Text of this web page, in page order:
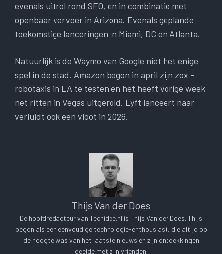
evenals uitrol rond SFO, en in combinatie met
openbaar vervoer in Arizona. Evenals geplande
toekomstige lanceringen in Miami, DC en Atlanta.
Natuurlijk is de Waymo van Google niet het enige
spel in de stad. Amazon begon in april zijn zox -
robotaxis in LA te testen en het heeft vorige week
net ritten in Vegas uitgerold. Lyft lanceert naar
verluidt ook een vloot in 2026.
Thijs Van der Does
De hoofdredacteur van Techidee.nl is Thijs Van der Does. Thijs
begon als een eenvoudige technologie-enthousiast, die altijd op
de hoogte was van het laatste nieuws en zijn ontdekkingen
deelde met zijn vrienden.